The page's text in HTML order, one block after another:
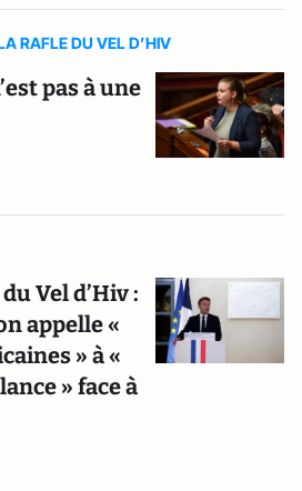
RAFLE DU VEL D’HIV
pas à une
Vel d’Hiv :
appelle «
» à «
» face à